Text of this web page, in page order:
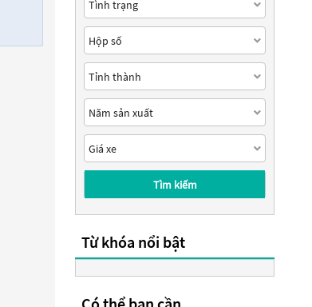
Tìm kiếm
Từ khóa nổi bật